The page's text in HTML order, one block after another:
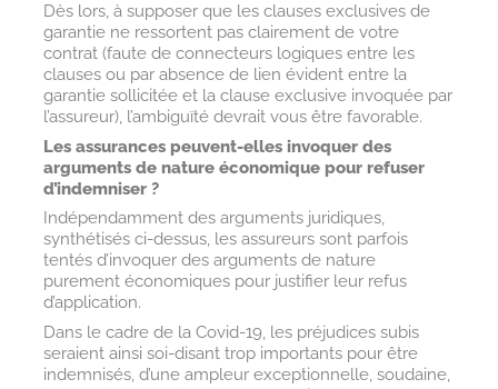
Dès lors, à supposer que les clauses exclusives de
garantie ne ressortent pas clairement de votre
contrat (faute de connecteurs logiques entre les
clauses ou par absence de lien évident entre la
garantie sollicitée et la clause exclusive invoquée par
l’assureur), l’ambiguïté devrait vous être favorable.
Les assurances peuvent-elles invoquer des
arguments de nature économique pour refuser
d’indemniser ?
Indépendamment des arguments juridiques,
synthétisés ci-dessus, les assureurs sont parfois
tentés d’invoquer des arguments de nature
purement économiques pour justifier leur refus
d’application.
Dans le cadre de la Covid-19, les préjudices subis
seraient ainsi soi-disant trop importants pour être
indemnisés, d’une ampleur exceptionnelle, soudaine,